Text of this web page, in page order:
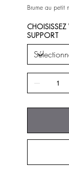
Brume au petit
SUPPORT